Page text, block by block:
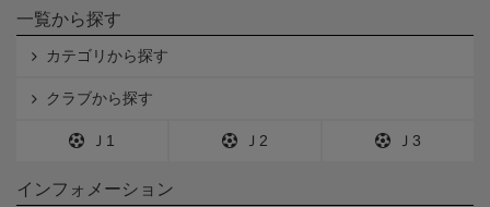
一覧から探す
カテゴリから探す
クラブから探す
Ｊ1 Ｊ2 Ｊ3
インフォメーション